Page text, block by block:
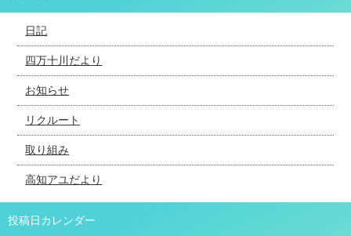
日記
四万十川だより
お知らせ
リクルート
取り組み
高知アユだより
投稿日カレンダー